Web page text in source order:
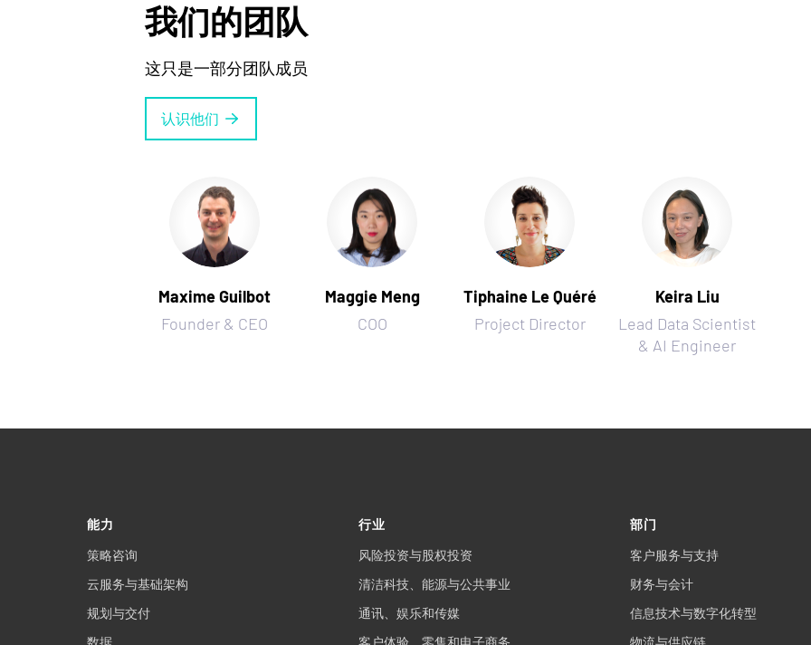
我们的团队
这只是一部分团队成员
认识他们
Maxime Guilbot
Founder & CEO
Maggie Meng
COO
Tiphaine Le Quéré
Project Director
Keira Liu
Lead Data Scientist
& AI Engineer
能力
策略咨询
云服务与基础架构
规划与交付
数据
行业
风险投资与股权投资
清洁科技、能源与公共事业
通讯、娱乐和传媒
客户体验、零售和电子商务
部门
客户服务与支持
财务与会计
信息技术与数字化转型
物流与供应链